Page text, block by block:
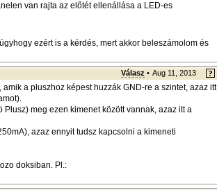
van rajta az előtét ellenállása a LED-es
ezért is a kérdés, mert akkor beleszámolom és
Válasz • Aug 11, 2013
a pluszhoz képest huzzák GND-re a szintet, azaz itt
meg ezen kimenet között vannak, azaz itt a
azaz ennyit tudsz kapcsolni a kimeneti
doksiban. Pl.: